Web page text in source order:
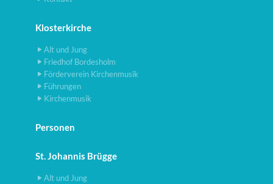
Klosterkirche
Alt und Jung
Friedhof Bordesholm
Förderverein Kirchenmusik
Führungen
Kirchenmusik
Personen
St. Johannis Brügge
Alt und Jung